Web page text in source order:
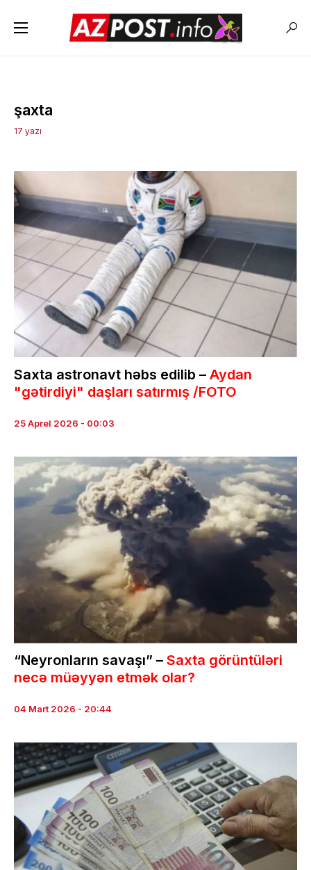
şaxta
17 yazı
Saxta astronavt həbs edilib – Aydan
"gətirdiyi" daşları satırmış /FOTO
25 Aprel 2026 - 00:03
“Neyronların savaşı” – Saxta görüntüləri
necə müəyyən etmək olar?
04 Mart 2026 - 20:44